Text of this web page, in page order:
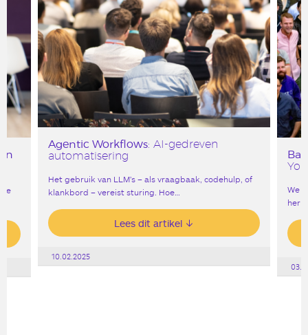
Agentic Workflows: AI-gedreven
automatisering
Het gebruik van LLM’s – als vraagbaak, codehulp, of
klankbord – vereist sturing. Hoe…
Lees dit artikel
10.02.2025
We